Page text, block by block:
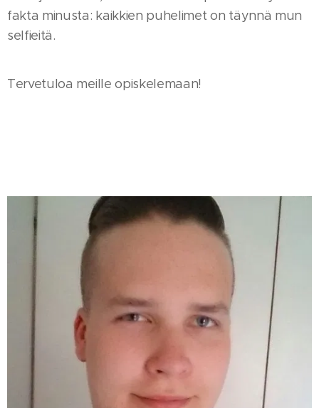
fakta minusta: kaikkien puhelimet on täynnä mun
selfieitä.
Tervetuloa meille opiskelemaan!